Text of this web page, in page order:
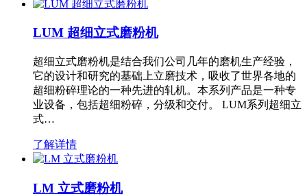
LUM 超细立式磨粉机
超细立式磨粉机是结合我们公司几年的磨机生产经验，
它的设计和研究的基础上立磨技术，吸收了世界各地的
超细粉碎理论的一种先进的轧机。本系列产品是一种专
业设备，包括超细粉碎，分级和交付。 LUM系列超细立
式…
了解详情
LM 立式磨粉机